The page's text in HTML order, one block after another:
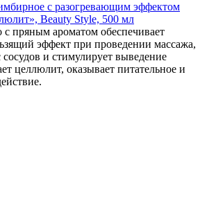
с разогревающим эффектом
Beauty Style, 500 мл
с пряным ароматом обеспечивает
эффект при проведении массажа,
сосудов и стимулирует выведение
целлюлит, оказывает питательное и